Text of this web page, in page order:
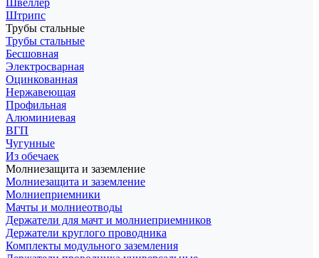
Швеллер
Штрипс
Трубы стальные
Трубы стальные
Бесшовная
Электросварная
Оцинкованная
Нержавеющая
Профильная
Алюминиевая
ВГП
Чугунные
Из обечаек
Молниезащита и заземление
Молниезащита и заземление
Молниеприемники
Мачты и молниеотводы
Держатели для мачт и молниеприемников
Держатели круглого проводника
Комплекты модульного заземления